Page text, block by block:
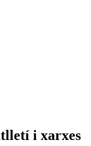
i xarxes